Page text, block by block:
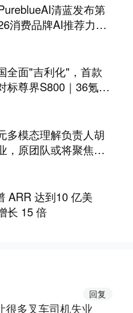
清蓝发布第
消费品牌AI推荐力名
全面"吉利化"，首款
标尊界S800｜36氪独
多模态理解负责人胡
，原团队或将聚焦世
ARR 达到10 亿美
长 15 倍
回复
很多叉车司机失业